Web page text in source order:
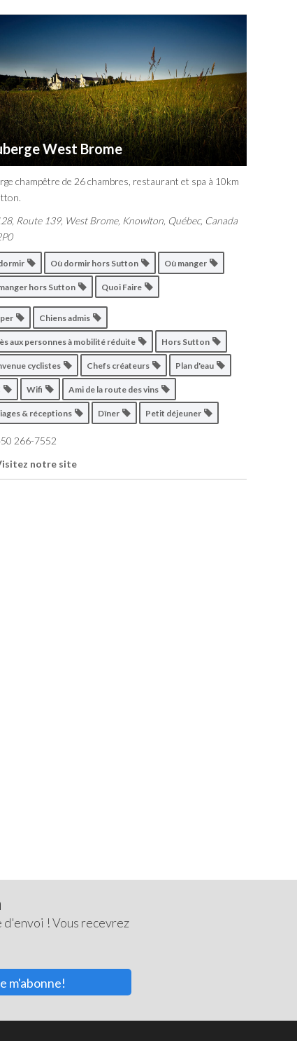
West Brome
champêtre de 26 chambres, restaurant et spa à 10km
Route 139, West Brome, Knowlton, Québec, Canada
Où dormir hors Sutton Où manger
hors Sutton Quoi Faire
Chiens admis
aux personnes à mobilité réduite Hors Sutton
cyclistes Chefs créateurs Plan d'eau
Wifi Ami de la route des vins
& réceptions Dîner Petit déjeuner
266-7552
notre site
d'envoi ! Vous recevrez
m'abonne!